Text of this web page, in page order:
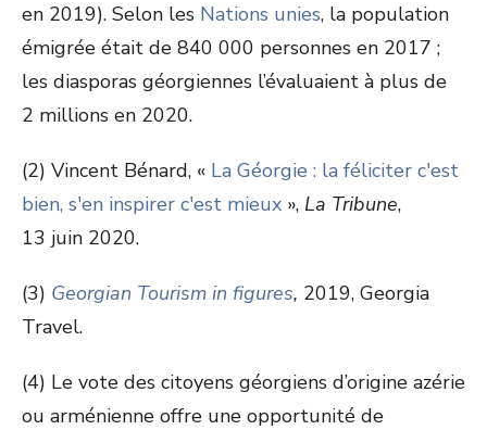
en 2019). Selon les Nations unies, la population
émigrée était de 840 000 personnes en 2017 ;
les diasporas géorgiennes l’évaluaient à plus de
2 millions en 2020.
(2) Vincent Bénard, « La Géorgie : la féliciter c'est
bien, s'en inspirer c'est mieux », La Tribune,
13 juin 2020.
(3) Georgian Tourism in figures, 2019, Georgia
Travel.
(4) Le vote des citoyens géorgiens d’origine azérie
ou arménienne offre une opportunité de